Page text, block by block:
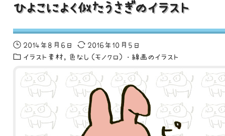
ひよこによく似たうさぎのイラスト
2014年8月6日
2016年10月5日
イラスト素材
色なし（モノクロ）・線画のイラスト